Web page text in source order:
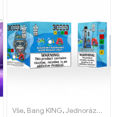
, Jednorázové e-cigarety
Vše, Bang KING,Jednorázové e-cigarety Litva